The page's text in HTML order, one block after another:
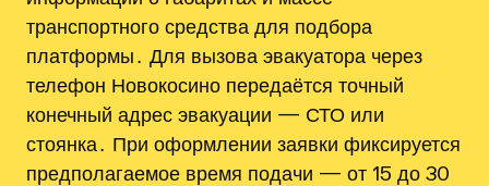
транспортного средства для подбора
платформы․ Для вызова эвакуатора через
телефон Новокосино передаётся точный
конечный адрес эвакуации — СТО или
стоянка․ При оформлении заявки фиксируется
предполагаемое время подачи — от 15 до 30